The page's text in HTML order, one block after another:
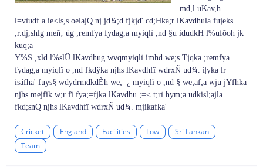
md,l uKav,h
l=vïudf.a ie<ls,s oelajQ nj jd¾;d fjkjd' cd;Hka;r lKavdhula fujeks
;r.dj,shlg meñ‚ úg ;remfya fydag,a myiqlï ,nd §u idudkH l%ufõoh jk
kuq;a
Y%S ,xld l%slÜ lKavdhug wvqmyiqlï imhd we;s Tjqka ;remfya
fydag,a myiqlï o ,nd fkdÿka njhs lKavdhfï wdrxÑ ud¾. i|yka lr
isáfha' fuys§ wdydrmdkdÈh we;=¿ myiqlï o ,nd § we;af;a wju jYfhka
njhs mejfik w;r fï fya;=fjka lKavdhu ;=< t;rï hym;a udkisl;ajla
fkd;snQ njhs lKavdhfï wdrxÑ ud¾. mjikafka'
Cricket England Facilities Low
Sri Lankan
Team